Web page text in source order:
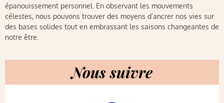
épanouissement personnel. En observant les mouvements
célestes, nous pouvons trouver des moyens d’ancrer nos vies sur
des bases solides tout en embrassant les saisons changeantes de
notre être.
Nous suivre